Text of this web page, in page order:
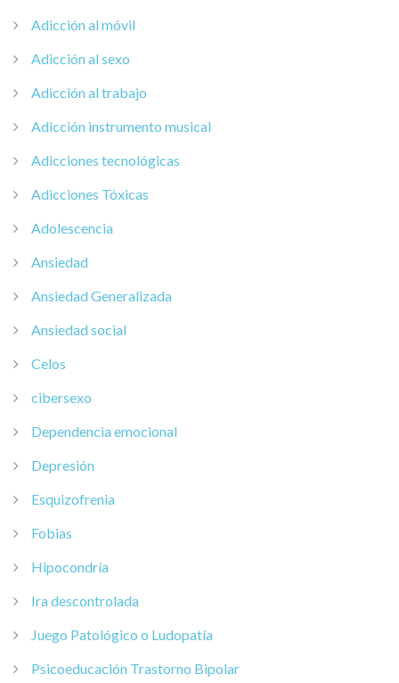
Adicción al móvil
Adicción al sexo
Adicción al trabajo
Adicción instrumento musical
Adicciones tecnológicas
Adicciones Tóxicas
Adolescencia
Ansiedad
Ansiedad Generalizada
Ansiedad social
Celos
cibersexo
Dependencia emocional
Depresión
Esquizofrenia
Fobias
Hipocondría
Ira descontrolada
Juego Patológico o Ludopatía
Psicoeducación Trastorno Bipolar